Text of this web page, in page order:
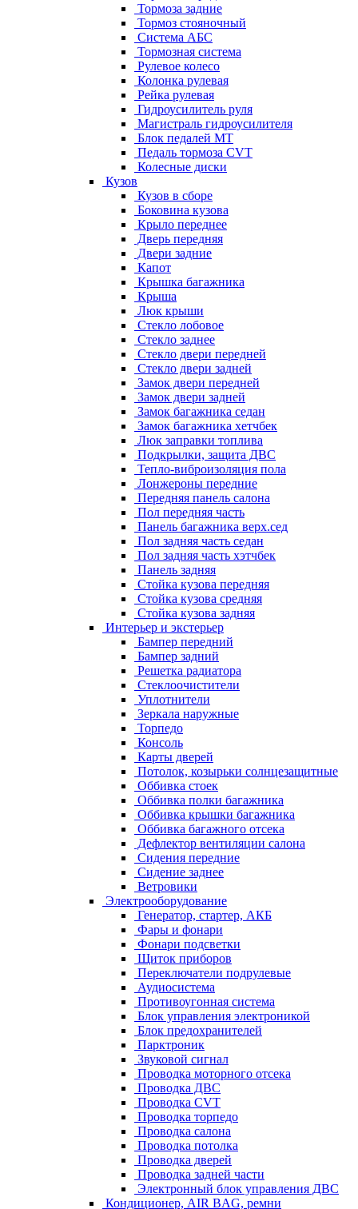
Тормоза задние
Тормоз стояночный
Система АБС
Тормозная система
Рулевое колесо
Колонка рулевая
Рейка рулевая
Гидроусилитель руля
Магистраль гидроусилителя
Блок педалей МТ
Педаль тормоза CVT
Колесные диски
Кузов
Кузов в сборе
Боковина кузова
Крыло переднее
Дверь передняя
Двери задние
Капот
Крышка багажника
Крыша
Люк крыши
Стекло лобовое
Стекло заднее
Стекло двери передней
Стекло двери задней
Замок двери передней
Замок двери задней
Замок багажника седан
Замок багажника хетчбек
Люк заправки топлива
Подкрылки, защита ДВС
Тепло-виброизоляция пола
Лонжероны передние
Передняя панель салона
Пол передняя часть
Панель багажника верх.сед
Пол задняя часть седан
Пол задняя часть хэтчбек
Панель задняя
Стойка кузова передняя
Стойка кузова средняя
Стойка кузова задняя
Интерьер и экстерьер
Бампер передний
Бампер задний
Решетка радиатора
Стеклоочистители
Уплотнители
Зеркала наружные
Торпедо
Консоль
Карты дверей
Потолок, козырьки солнцезащитные
Оббивка стоек
Оббивка полки багажника
Оббивка крышки багажника
Оббивка багажного отсека
Дефлектор вентиляции салона
Сидения передние
Сидение заднее
Ветровики
Электрооборудование
Генератор, стартер, АКБ
Фары и фонари
Фонари подсветки
Щиток приборов
Переключатели подрулевые
Аудиосистема
Противоугонная система
Блок управления электроникой
Блок предохранителей
Парктроник
Звуковой сигнал
Проводка моторного отсека
Проводка ДВС
Проводка CVT
Проводка торпедо
Проводка салона
Проводка потолка
Проводка дверей
Проводка задней части
Электронный блок управления ДВС
Кондиционер, AIR BAG, ремни